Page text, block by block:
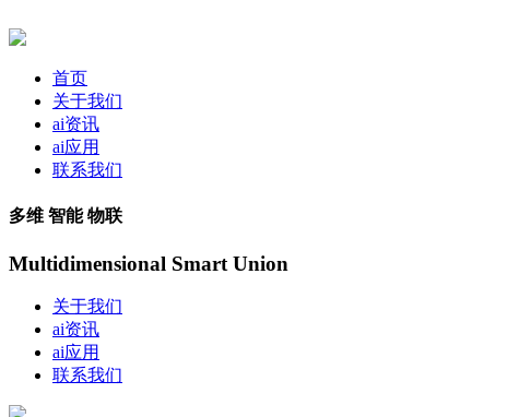
首页
关于我们
ai资讯
ai应用
联系我们
多维 智能 物联
Multidimensional Smart Union
关于我们
ai资讯
ai应用
联系我们